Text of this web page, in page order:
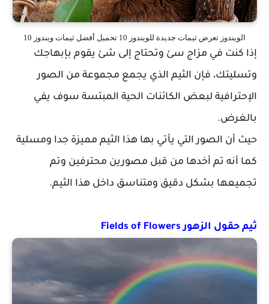
الويندوز تعرض ثيمات جديدة للويندوز 10 تحميل أفضل ثيمات ويندوز 10
إذا كنت في مزاج سئ وتحتاج إلى شئ يقوم بإبهاجك
وتسليتك، فإن الثيم الذي يجمع مجموعة من الصور
الإحترافية لبعض الكائنات الحية المبتسة سوف يفي
بالغرض.
حيث أن الصور التي يأتي بها هذا الثيم مميزة جدا ومسلية
كما أنه تم أخدها من قبل مصورين محترفين وتم
تجميعها بشكل دقيق ومتناسق داخل هذا الثيم.
ثيم حقول الزهور Fields of Flowers